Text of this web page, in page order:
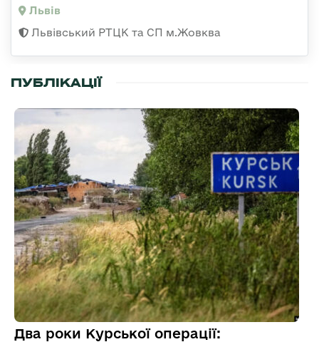
Львів
Львівський РТЦК та СП м.Жовква
ПУБЛІКАЦІЇ
Два роки Курської операції: